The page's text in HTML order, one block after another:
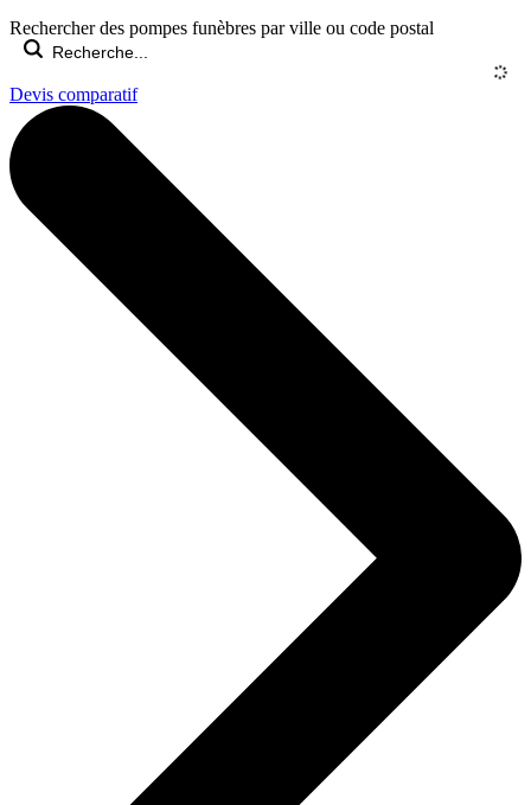
Rechercher des pompes funèbres par ville ou code postal
Devis comparatif